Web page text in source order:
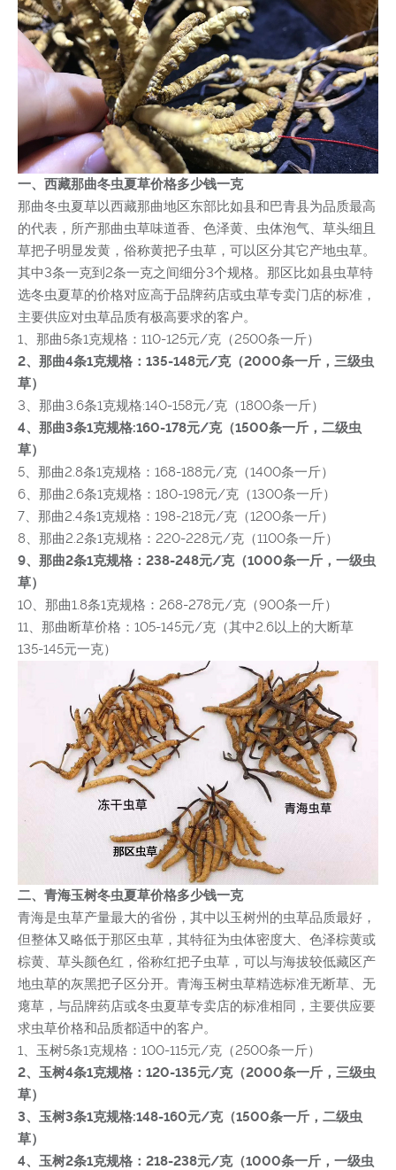
一、西藏那曲冬虫夏草价格多少钱一克
那曲冬虫夏草以西藏那曲地区东部比如县和巴青县为品质最高
的代表，所产那曲虫草味道香、色泽黄、虫体泡气、草头细且
草把子明显发黄，俗称黄把子虫草，可以区分其它产地虫草。
其中3条一克到2条一克之间细分3个规格。那区比如县虫草特
选冬虫夏草的价格对应高于品牌药店或虫草专卖门店的标准，
主要供应对虫草品质有极高要求的客户。
1、那曲5条1克规格：110-125元/克（2500条一斤）
2、那曲4条1克规格：135-148元/克（2000条一斤，三级虫
草）
3、那曲3.6条1克规格:140-158元/克（1800条一斤）
4、那曲3条1克规格:160-178元/克（1500条一斤，二级虫
草）
5、那曲2.8条1克规格：168-188元/克（1400条一斤）
6、那曲2.6条1克规格：180-198元/克（1300条一斤）
7、那曲2.4条1克规格：198-218元/克（1200条一斤）
8、那曲2.2条1克规格：220-228元/克（1100条一斤）
9、那曲2条1克规格：238-248元/克（1000条一斤，一级虫
草）
10、那曲1.8条1克规格：268-278元/克（900条一斤）
11、那曲断草价格：105-145元/克（其中2.6以上的大断草
135-145元一克）
二、青海玉树冬虫夏草价格多少钱一克
青海是虫草产量最大的省份，其中以玉树州的虫草品质最好，
但整体又略低于那区虫草，其特征为虫体密度大、色泽棕黄或
棕黄、草头颜色红，俗称红把子虫草，可以与海拔较低藏区产
地虫草的灰黑把子区分开。青海玉树虫草精选标准无断草、无
瘪草，与品牌药店或冬虫夏草专卖店的标准相同，主要供应要
求虫草价格和品质都适中的客户。
1、玉树5条1克规格：100-115元/克（2500条一斤）
2、玉树4条1克规格：120-135元/克（2000条一斤，三级虫
草）
3、玉树3条1克规格:148-160元/克（1500条一斤，二级虫
草）
4、玉树2条1克规格：218-238元/克（1000条一斤，一级虫